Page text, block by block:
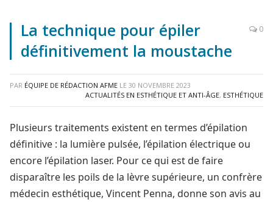
La technique pour épiler
définitivement la moustache
0
PAR ÉQUIPE DE RÉDACTION AFME LE 30 NOVEMBRE 2023
ACTUALITÉS EN ESTHÉTIQUE ET ANTI-ÂGE, ESTHÉTIQUE
Plusieurs traitements existent en termes d’épilation
définitive : la lumière pulsée, l’épilation électrique ou
encore l’épilation laser. Pour ce qui est de faire
disparaître les poils de la lèvre supérieure, un confrère
médecin esthétique, Vincent Penna, donne son avis au